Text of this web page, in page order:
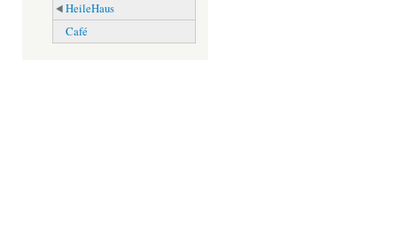
HeileHaus
Café